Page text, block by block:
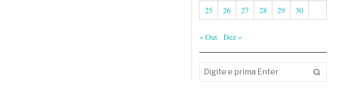
25
26 27 28 29 30
« Out Dez »